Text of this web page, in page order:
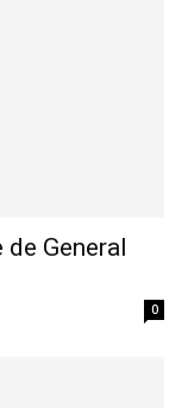
de General
0